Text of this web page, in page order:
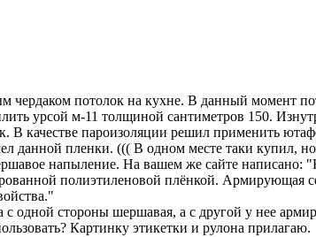
чердаком потолок на кухне. В данный момент
урсой м-11 толщиной сантиметров 150.
В качестве пароизоляции решил применить
данной пленки. ((( В одном месте таки купил,
напыление. На вашем же сайте
полиэтиленовой плёнкой. Армирующая
одной стороны шершавая, а с другой у нее
Картинку этикетки и рулона прилагаю.